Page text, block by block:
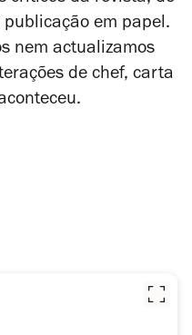
em papel.
nem actualizamos
de chef, carta